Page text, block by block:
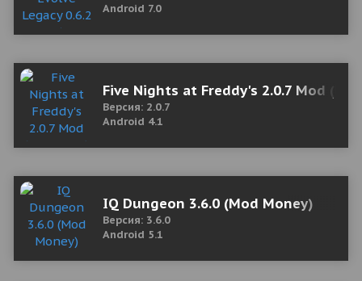
Android 7.0
Five Nights at Freddy's 2.0.7 Mod
Версия: 2.0.7
Android 4.1
IQ Dungeon 3.6.0 (Mod Money)
Версия: 3.6.0
Android 5.1